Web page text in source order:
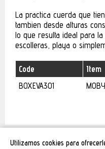
Utilizamos cookies para
La practica cuerda que
tambien desde alturas
lo que resulta ideal para
escolleras, playa o
Code Item
BOXEVA301
MOBY